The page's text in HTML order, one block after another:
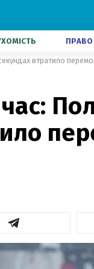
ПРАВО
втратило